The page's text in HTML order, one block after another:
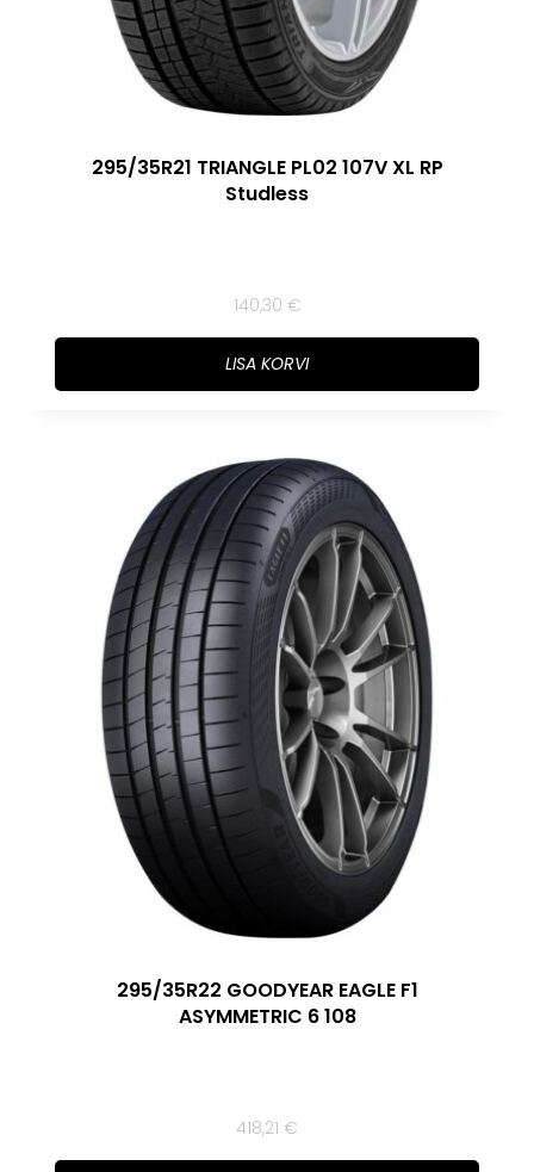
295/35R21 TRIANGLE PL02 107V XL RP
Studless
140,30 €
LISA KORVI
295/35R22 GOODYEAR EAGLE F1
ASYMMETRIC 6 108
418,21 €